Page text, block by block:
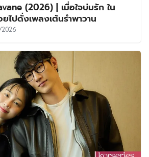
(2026) | เมื่อใจบ่มรัก ใน
ไปดั่งเพลงเต้นรำพาวาน